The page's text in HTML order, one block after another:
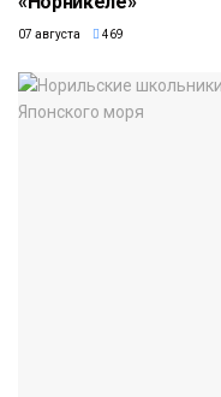
07 августа 469